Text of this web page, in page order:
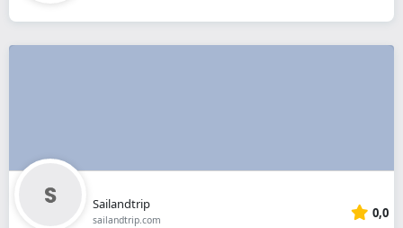
Sailandtrip
sailandtrip.com 0,0